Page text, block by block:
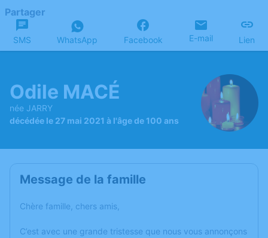
Partager
SMS WhatsApp Facebook E-mail Lien
Odile MACÉ
née JARRY
décédée le 27 mai 2021 à l'âge de 100 ans
Message de la famille
Chère famille, chers amis,
C’est avec une grande tristesse que nous vous annonçons